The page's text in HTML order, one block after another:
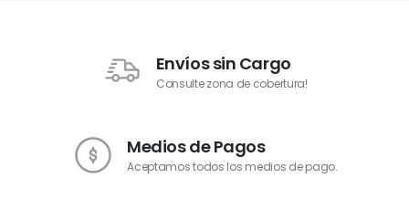
Envíos sin Cargo
Consulte zona de cobertura!
Medios de Pagos
Aceptamos todos los medios de pago.